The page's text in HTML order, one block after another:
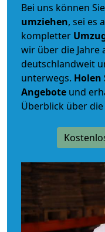
Bei uns können Sie
umziehen, sei es
kompletter
wir über die Jahre
deutschlandweit
unterwegs. Holen
Angebote und
Überblick über